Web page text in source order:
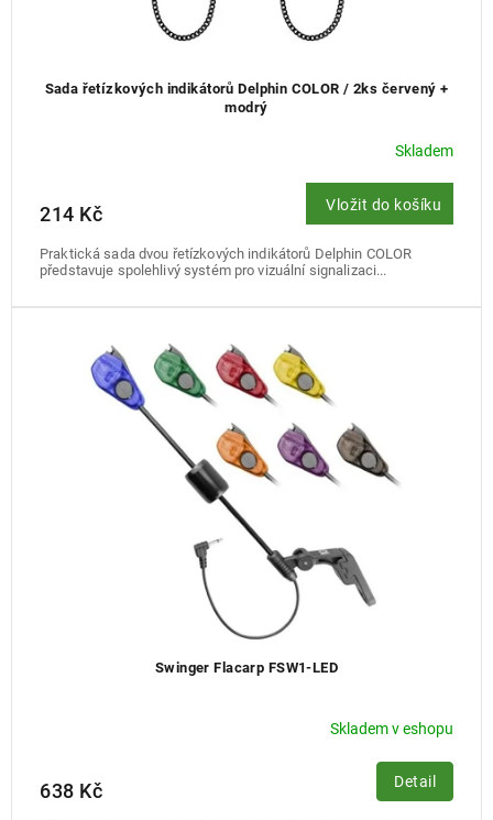
Sada řetízkových indikátorů Delphin COLOR / 2ks červený +
modrý
Skladem
214 Kč Vložit do košíku
Praktická sada dvou řetízkových indikátorů Delphin COLOR
představuje spolehlivý systém pro vizuální signalizaci...
Swinger Flacarp FSW1-LED
Skladem v eshopu
638 Kč Detail